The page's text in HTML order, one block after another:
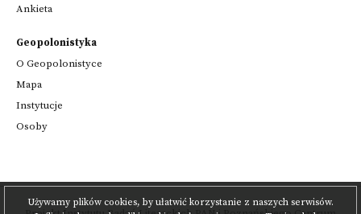
Używamy plików cookies, by ułatwić korzystanie z naszych serwisów.
Ankieta
Geopolonistyka
O Geopolonistyce
Mapa
Instytucje
Osoby